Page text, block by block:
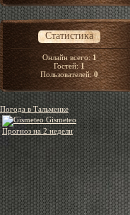
Статистика
Онлайн всего:1
Гостей:1
Пользователей:0
Погода в Тальменке
Gismeteo
Прогноз на 2 недели